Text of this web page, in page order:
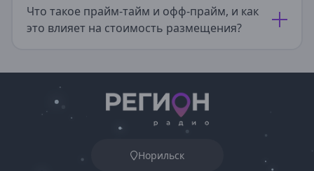
Что такое прайм-тайм и офф-прайм, и как
это влияет на стоимость размещения?
Норильск
Тавда
Талица
Смоленская область
Велиж
Вязьма
Гагарин
Смоленск